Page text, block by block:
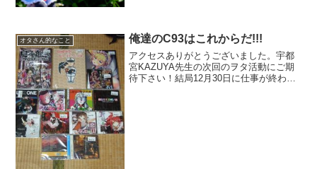
るおじいちゃんなどが...
オタさん的なこと 俺達のC93はこれからだ!!!
アクセスありがとうございました。宇都
宮KAZUYA先生の次回のヲタ活動にご期
待下さい！結局12月30日に仕事が終わっ